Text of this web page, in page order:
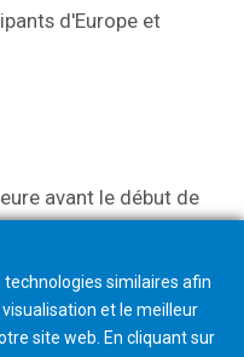
d'Europe et
avant le début de
similaires afin
et le meilleur
site web. En cliquant sur